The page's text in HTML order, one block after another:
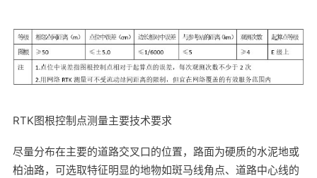
RTK图根控制点测量主要技术要求
尽量分布在主要的道路交叉口的位置，路面为硬质的水泥地或
柏油路，可选取特征明显的地物如斑马线角点、道路中心线的